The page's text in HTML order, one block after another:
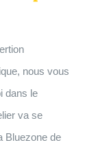
nous vous
dans le
va se
Bluezone de